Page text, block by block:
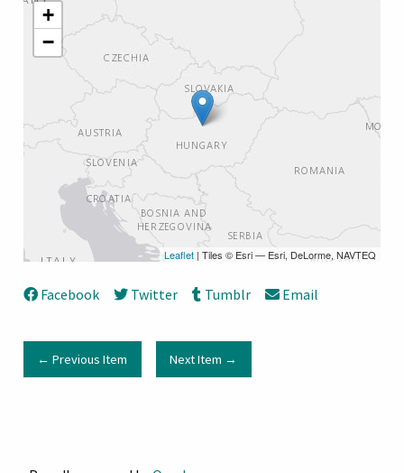
+
−
Leaflet | Tiles © Esri — Esri, DeLorme, NAVTEQ
Facebook Twitter Tumblr Email
← Previous Item Next Item →